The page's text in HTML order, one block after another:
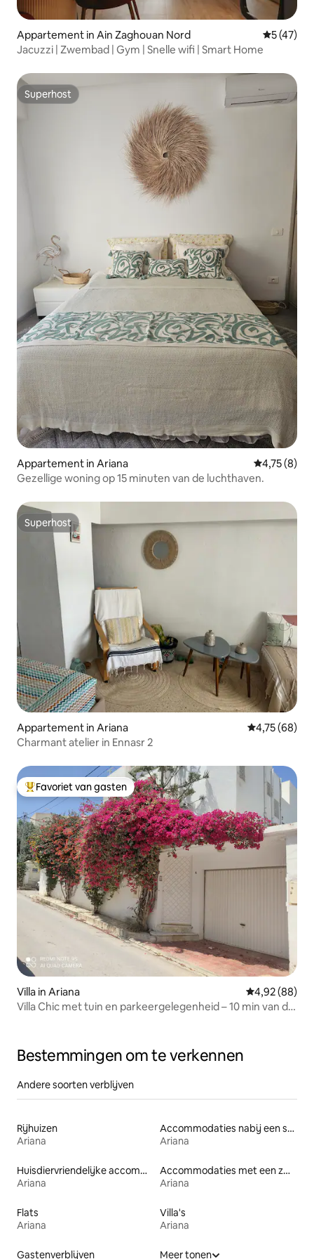
Appartement in Ain Zaghouan Nord
5 (47)
Jacuzzi | Zwembad | Gym | Snelle wifi | Smart Home
Superhost
Superhost
Appartement in Ariana
4,75 (8)
Gezellige woning op 15 minuten van de luchthaven.
Superhost
Superhost
Appartement in Ariana Gemiddelde
4,75 (68)
Charmant atelier in Ennasr 2
Topfavoriet van gasten
Favoriet van gasten
Villa in Ariana Gemiddelde
4,92 (88)
Villa Chic met tuin en parkeergelegenheid – 10 min van de
Bestemmingen om te verkennen
Andere soorten verblijven
Rijhuizen
Ariana
Accommodaties nabij een strand
Ariana
Huisdiervriendelijke accommodaties
Ariana
Accommodaties met een zwembad
Ariana
Flats
Ariana
Villa's
Ariana
Gastenverblijven Meer tonen